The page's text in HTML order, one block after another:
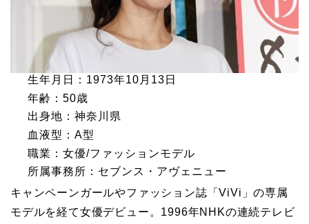
生年月日：1973年10月13日
年齢：50歳
出身地：神奈川県
血液型：A型
職業：女優/ファッションモデル
所属事務所：セブンス・アヴェニュー
キャンペーンガールやファッション誌「ViVi」の専属
モデルを経て女優デビュー。1996年NHKの連続テレビ